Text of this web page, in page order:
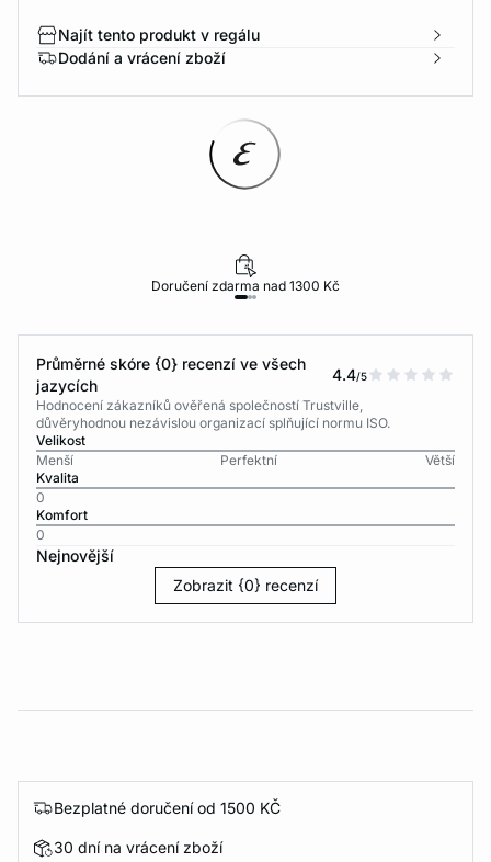
Najít tento produkt v regálu
Dodání a vrácení zboží
Doručení zdarma nad 1300 Kč
Průměrné skóre {0} recenzí ve všech
jazycích
4.4/5
Hodnocení zákazníků ověřená společností Trustville,
důvěryhodnou nezávislou organizací splňující normu ISO.
Velikost
Menší
Perfektní
Větší
Kvalita
0
Komfort
0
Nejnovější
Zobrazit {0} recenzí
Bezplatné doručení od 1500 KČ
30 dní na vrácení zboží